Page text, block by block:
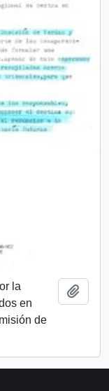
la
en
de